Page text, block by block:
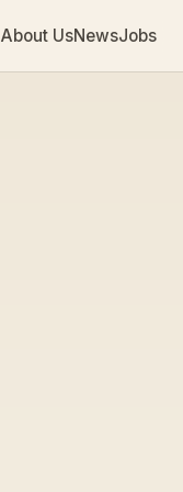
About UsNewsJobs